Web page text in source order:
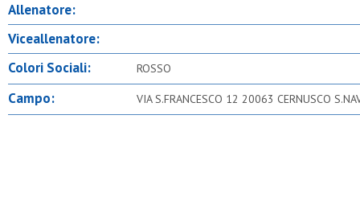
Allenatore:
Viceallenatore:
Colori Sociali:
ROSSO
Campo: VIA S.FRANCESCO 12 20063 CERNUSCO